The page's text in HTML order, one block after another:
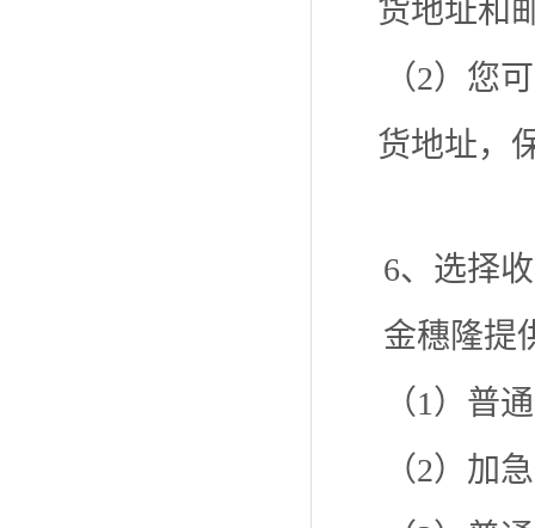
货地址和
（2）您
货地址，
6、选择
金穗隆提
（1）普
（2）加